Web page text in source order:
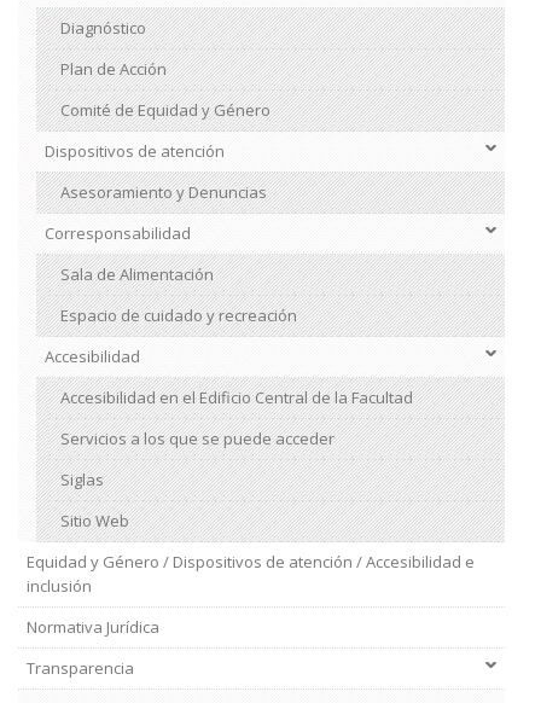
Diagnóstico
Plan de Acción
Comité de Equidad y Género
Dispositivos de atención
Asesoramiento y Denuncias
Corresponsabilidad
Sala de Alimentación
Espacio de cuidado y recreación
Accesibilidad
Accesibilidad en el Edificio Central de la Facultad
Servicios a los que se puede acceder
Siglas
Sitio Web
Equidad y Género / Dispositivos de atención / Accesibilidad e
inclusión
Normativa Jurídica
Transparencia